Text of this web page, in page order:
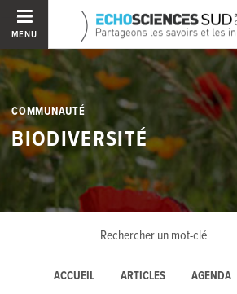
MENU
COMMUNAUTÉ
BIODIVERSITÉ
ACCUEIL ARTICLES AGENDA